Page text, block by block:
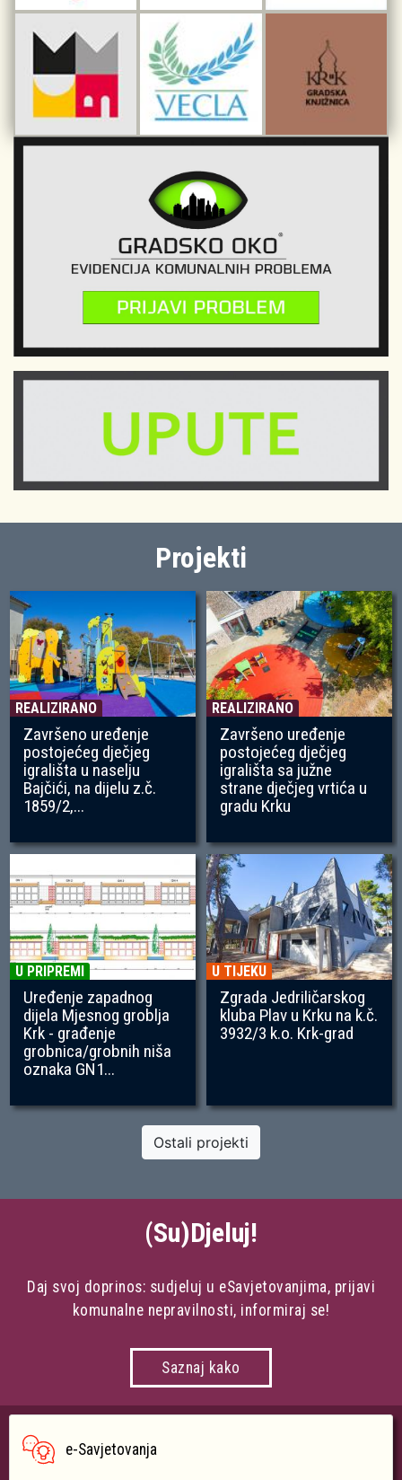
Projekti
REALIZIRANO
Završeno uređenje
postojećeg dječjeg
igrališta u naselju
Bajčići, na dijelu z.č.
1859/2,...
REALIZIRANO
Završeno uređenje
postojećeg dječjeg
igrališta sa južne
strane dječjeg vrtića u
gradu Krku
U PRIPREMI
Uređenje zapadnog
dijela Mjesnog groblja
Krk - građenje
grobnica/grobnih niša
oznaka GN1...
U TIJEKU
Zgrada Jedriličarskog
kluba Plav u Krku na k.č.
3932/3 k.o. Krk-grad
Ostali projekti
(Su)Djeluj!
Daj svoj doprinos: sudjeluj u eSavjetovanjima, prijavi
komunalne nepravilnosti, informiraj se!
Saznaj kako
e-Savjetovanja